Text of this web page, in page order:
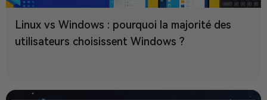
Linux vs Windows : pourquoi la majorité des
utilisateurs choisissent Windows ?